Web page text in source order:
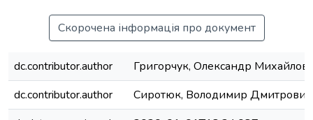
Скорочена інформація про документ
dc.contributor.author
Григорчук, Олександр
dc.contributor.author
Сиротюк, Володимир Дмитрович